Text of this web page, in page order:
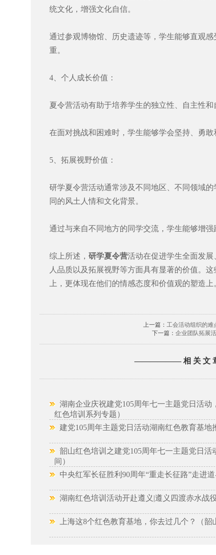
统文化，增强文化自信。
通过参观博物馆、历史遗迹等，学生能够直观
重。
4、个人成长价值：
夏令营活动有助于培养学生的独立性、自主性和
在面对挑战和困难时，学生能够学会坚持、勇敢
5、拓展视野价值：
研学夏令营活动通常涉及不同地区、不同领域
同的风土人情和文化背景。
通过与来自不同地方的同学交流，学生能够增强
综上所述， 研学夏令营活动在促进学生全面发
人品质以及拓展视野等方面具有显著的价值。
上，更体现在他们的情感态度和价值观的塑造上
上一篇： 工会活动组织的难
下一篇： 企业团队拓展
—————— 相 关
湖南企业庆祝建党105周年七一主题党日活
红色培训系列专题）
建党105周年主题党日活动湖南红色教育基地
韶山红色培训之建党105周年七一主题党日
间）
中央红军长征胜利90周年“重走长征路”走进
湖南红色培训活动开赴遵义|遵义四渡赤水战
上海这8个红色教育基地，你去过几个？（韶